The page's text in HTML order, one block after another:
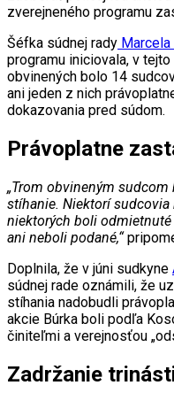
zverejneného programu
Šéfka súdnej rady
programu iniciovala, v
obvinených bolo 14
ani jeden z nich
dokazovania pred súdom.
Právoplatne
„Trom obvineným
stíhanie. Niektorí
niektorých boli
ani neboli podané,“
Doplnila, že v júni sudkyne
súdnej rade oznámili, že
stíhania nadobudli
akcie Búrka boli podľa
činiteľmi a verejnosťou
Zadržanie